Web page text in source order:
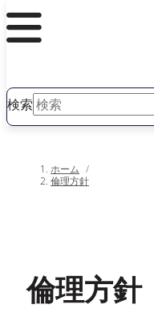
検索
ホーム /
倫理方針
倫理方針